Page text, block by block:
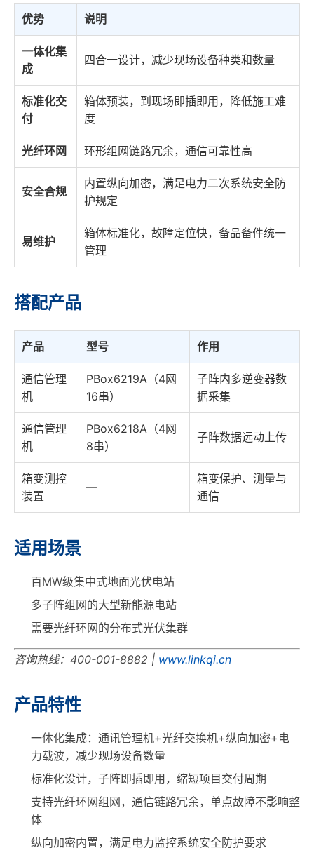
优势 说明
一体化集
成
四合一设计，减少现场设备种类和数量
标准化交
付
箱体预装，到现场即插即用，降低施工难
度
光纤环网 环形组网链路冗余，通信可靠性高
安全合规
内置纵向加密，满足电力二次系统安全防
护规定
易维护
箱体标准化，故障定位快，备品备件统一
管理
搭配产品
产品 型号 作用
通信管理
机
PBox6219A（4网
16串）
子阵内多逆变器数
据采集
通信管理
机
PBox6218A（4网
8串）
子阵数据远动上传
箱变测控
装置
—
箱变保护、测量与
通信
适用场景
百MW级集中式地面光伏电站
多子阵组网的大型新能源电站
需要光纤环网的分布式光伏集群
咨询热线：400-001-8882 | www.linkqi.cn
产品特性
一体化集成：通讯管理机+光纤交换机+纵向加密+电
力载波，减少现场设备数量
标准化设计，子阵即插即用，缩短项目交付周期
支持光纤环网组网，通信链路冗余，单点故障不影响整
体
纵向加密内置，满足电力监控系统安全防护要求